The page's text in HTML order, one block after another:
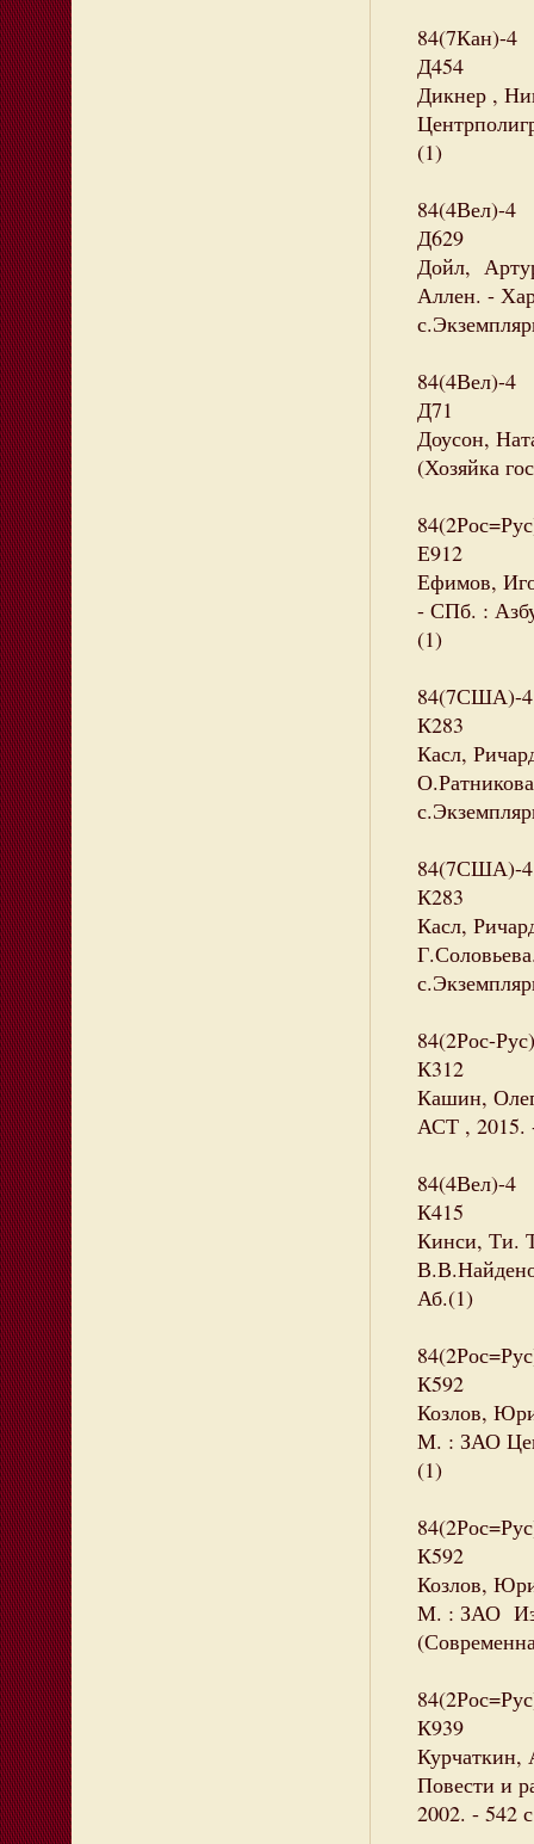
84(7Кан)-4
Д454
Дикнер ,
(1)
84(4Вел)-4
Д629
Дойл,
Аллен. -
84(4Вел)-4
Д71
Доусон,
(Хозяйка
Е912
Ефимов,
- СПб. :
(1)
84(7США)-4
К283
Касл,
84(7США)-4
К283
Касл,
84(2Рос-
К312
Кашин,
АСТ , 2015.
84(4Вел)-4
К415
Кинси, Ти.
Аб.(1)
К592
Козлов,
М. : ЗАО
(1)
К592
Козлов,
М. : ЗАО
К939
Курчаткин,
Повести и
2002. - 542